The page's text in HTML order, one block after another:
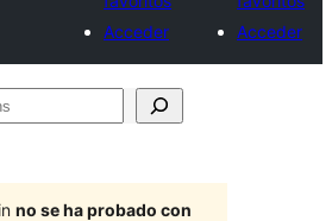
Acceder
Acceder
no se ha probado con